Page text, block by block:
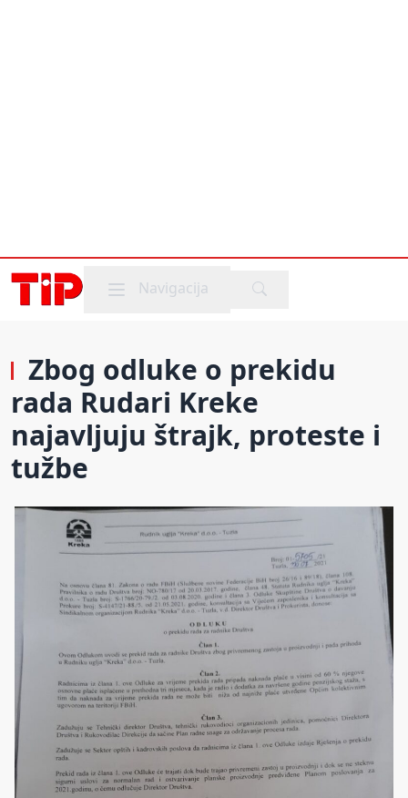
Mobile menu
Navigacija
Zbog odluke o prekidu
rada Rudari Kreke
najavljuju štrajk, proteste i
tužbe